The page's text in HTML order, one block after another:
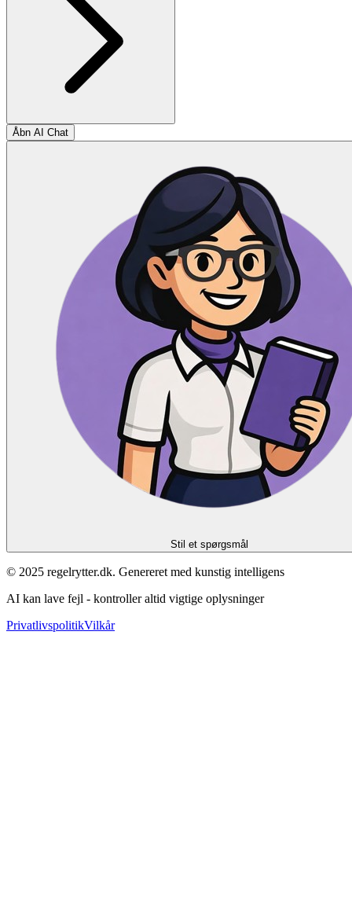
Åbn AI Chat
Stil et spørgsmål
© 2025 regelrytter.dk. Genereret med kunstig intelligens
AI kan lave fejl - kontroller altid vigtige oplysninger
PrivatlivspolitikVilkår